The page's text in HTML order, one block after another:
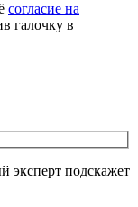
согласие на
галочку в
эксперт подскажет